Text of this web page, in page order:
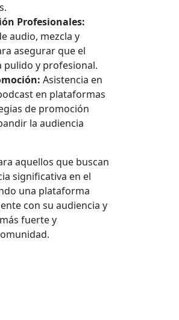
Profesionales:
audio, mezcla y
asegurar que el
pulido y profesional.
Asistencia en
en plataformas
de promoción
la audiencia
aquellos que buscan
significativa en el
una plataforma
con su audiencia y
fuerte y